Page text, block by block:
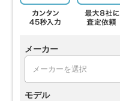
メーカー
モデル